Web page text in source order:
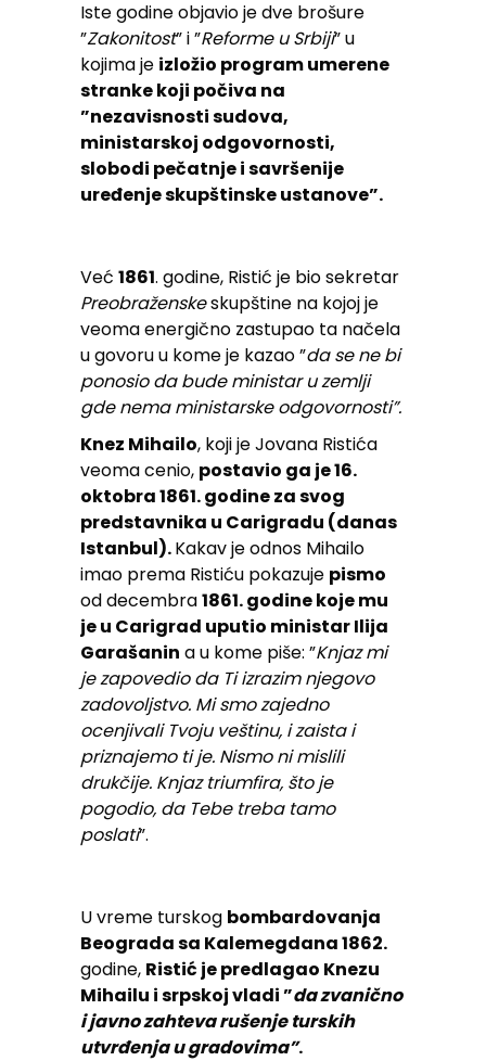
Iste godine objavio je dve brošure
”Zakonitost” i ”Reforme u Srbiji” u
kojima je izložio program umerene
stranke koji počiva na
”nezavisnosti sudova,
ministarskoj odgovornosti,
slobodi pečatnje i savršenije
uređenje skupštinske ustanove”.
Već 1861. godine, Ristić je bio sekretar
Preobraženskeskupštine na kojoj je
veoma energično zastupao ta načela
u govoru u kome je kazao ”da se ne bi
ponosio da bude ministar u zemlji
gde nema ministarske odgovornosti”.
Knez Mihailo, koji je Jovana Ristića
veoma cenio, postavio ga je 16.
oktobra 1861. godine za svog
predstavnika u Carigradu (danas
Istanbul).Kakav je odnos Mihailo
imao prema Ristiću pokazuje pismo
od decembra1861. godine koje mu
je u Carigrad uputio ministar Ilija
Garašanin a u kome piše: ”Knjaz mi
je zapovedio da Ti izrazim njegovo
zadovoljstvo. Mi smo zajedno
ocenjivali Tvoju veštinu, i zaista i
priznajemo ti je. Nismo ni mislili
drukčije. Knjaz triumfira, što je
pogodio, da Tebe treba tamo
poslati”.
U vreme turskog bombardovanja
Beograda sa Kalemegdana 1862.
godine, Ristić je predlagao Knezu
Mihailu i srpskoj vladi ”da zvanično
i javno zahteva rušenje turskih
utvrđenja u gradovima”.